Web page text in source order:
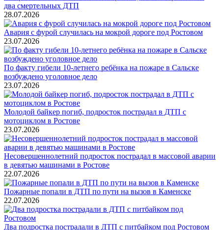
два смертельных ДТП
28.07.2026
Авария с фурой случилась на мокрой дороге под Ростовом
23.07.2026
По факту гибели 10-летнего ребёнка на пожаре в Сальске
возбуждено уголовное дело
23.07.2026
Молодой байкер погиб, подросток пострадал в ДТП с
мотоциклом в Ростове
23.07.2026
Несовершеннолетний подросток пострадал в массовой аварии
в девятью машинами в Ростове
22.07.2026
Пожарные попали в ДТП по пути на вызов в Каменске
22.07.2026
Два подростка пострадали в ДТП с питбайком под Ростовом